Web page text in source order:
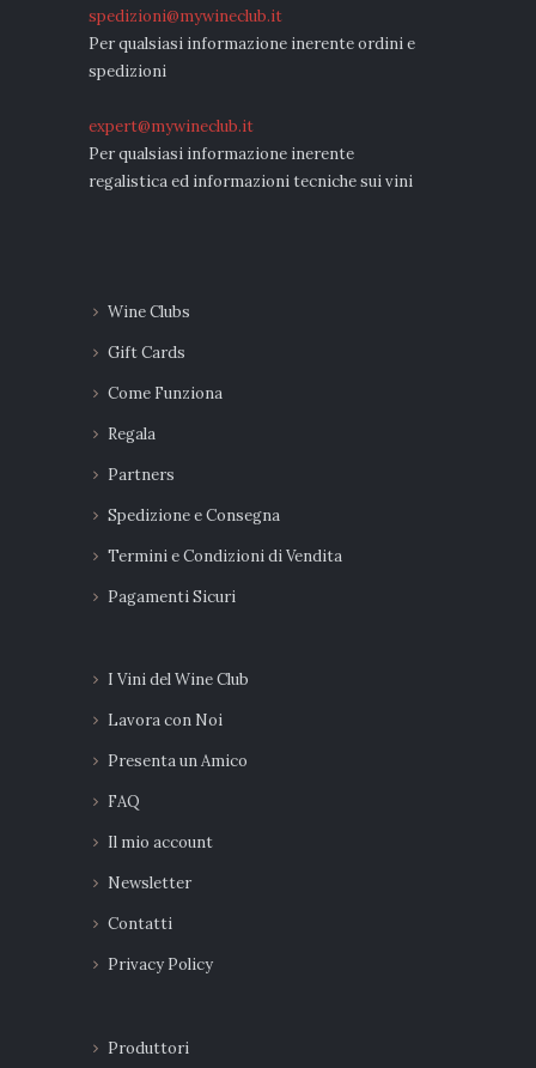
spedizioni@mywineclub.it
Per qualsiasi informazione inerente ordini e
spedizioni
expert@mywineclub.it
Per qualsiasi informazione inerente
regalistica ed informazioni tecniche sui vini
Wine Clubs
Gift Cards
Come Funziona
Regala
Partners
Spedizione e Consegna
Termini e Condizioni di Vendita
Pagamenti Sicuri
I Vini del Wine Club
Lavora con Noi
Presenta un Amico
FAQ
Il mio account
Newsletter
Contatti
Privacy Policy
Produttori